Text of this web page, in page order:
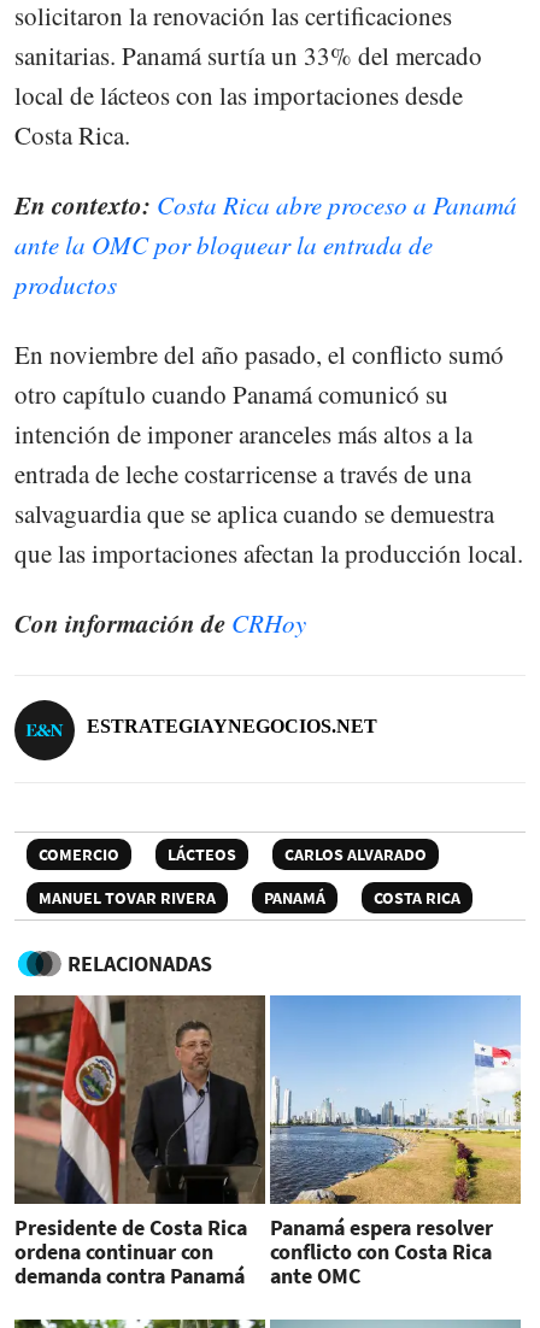
solicitaron la renovación las certificaciones
sanitarias. Panamá surtía un 33% del mercado
local de lácteos con las importaciones desde
Costa Rica.
En contexto: Costa Rica abre proceso a Panamá
ante la OMC por bloquear la entrada de
productos
En noviembre del año pasado, el conflicto sumó
otro capítulo cuando Panamá comunicó su
intención de imponer aranceles más altos a la
entrada de leche costarricense a través de una
salvaguardia que se aplica cuando se demuestra
que las importaciones afectan la producción local.
Con información de CRHoy
ESTRATEGIAYNEGOCIOS.NET
COMERCIO LÁCTEOS
CARLOS ALVARADO
MANUEL TOVAR RIVERA
PANAMÁ COSTA RICA
RELACIONADAS
Presidente de Costa Rica
ordena continuar con
demanda contra Panamá
Panamá espera resolver
conflicto con Costa Rica
ante OMC